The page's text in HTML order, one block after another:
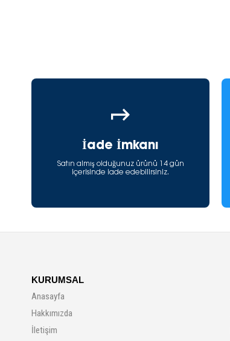
İade İmkanı
Satın almış olduğunuz ürünü 14 gün
içerisinde iade edebilirsiniz.
KURUMSAL
Anasayfa
Hakkımızda
İletişim